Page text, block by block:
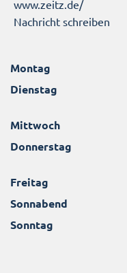
www.zeitz.de/
Nachricht schreiben
Montag
Dienstag
Mittwoch
Donnerstag
Freitag
Sonnabend
Sonntag